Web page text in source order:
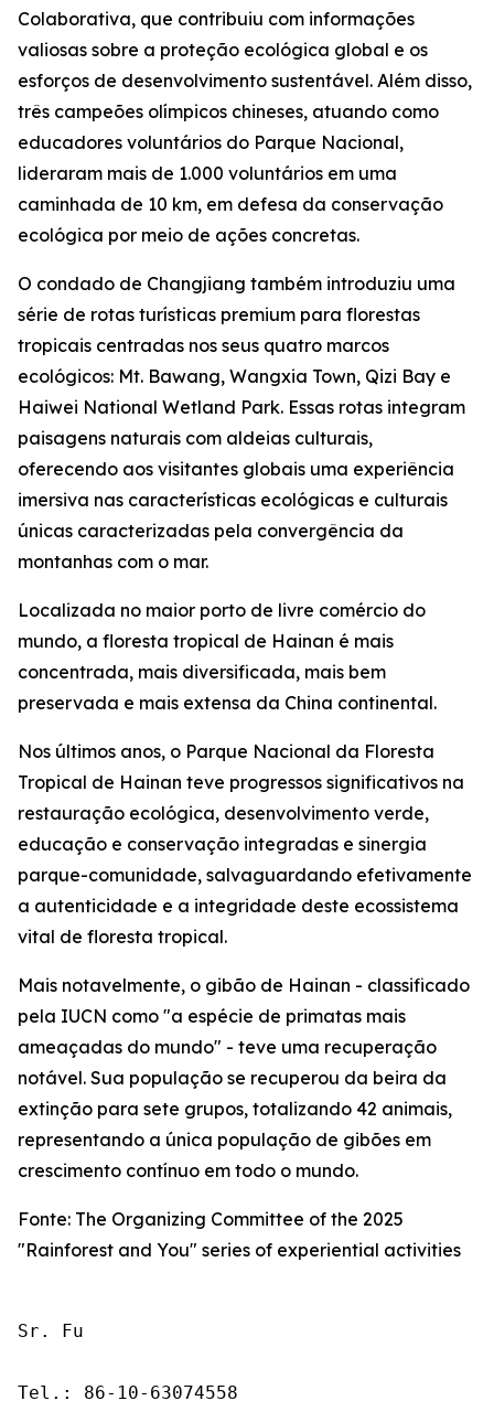
Colaborativa, que contribuiu com informações
valiosas sobre a proteção ecológica global e os
esforços de desenvolvimento sustentável. Além disso,
três campeões olímpicos chineses, atuando como
educadores voluntários do Parque Nacional,
lideraram mais de 1.000 voluntários em uma
caminhada de 10 km, em defesa da conservação
ecológica por meio de ações concretas.
O condado de Changjiang também introduziu uma
série de rotas turísticas premium para florestas
tropicais centradas nos seus quatro marcos
ecológicos: Mt. Bawang, Wangxia Town, Qizi Bay e
Haiwei National Wetland Park. Essas rotas integram
paisagens naturais com aldeias culturais,
oferecendo aos visitantes globais uma experiência
imersiva nas características ecológicas e culturais
únicas caracterizadas pela convergência da
montanhas com o mar.
Localizada no maior porto de livre comércio do
mundo, a floresta tropical de Hainan é mais
concentrada, mais diversificada, mais bem
preservada e mais extensa da China continental.
Nos últimos anos, o Parque Nacional da Floresta
Tropical de Hainan teve progressos significativos na
restauração ecológica, desenvolvimento verde,
educação e conservação integradas e sinergia
parque-comunidade, salvaguardando efetivamente
a autenticidade e a integridade deste ecossistema
vital de floresta tropical.
Mais notavelmente, o gibão de Hainan - classificado
pela IUCN como "a espécie de primatas mais
ameaçadas do mundo" - teve uma recuperação
notável. Sua população se recuperou da beira da
extinção para sete grupos, totalizando 42 animais,
representando a única população de gibões em
crescimento contínuo em todo o mundo.
Fonte: The Organizing Committee of the 2025
"Rainforest and You" series of experiential activities
Sr. Fu
Tel.: 86-10-63074558